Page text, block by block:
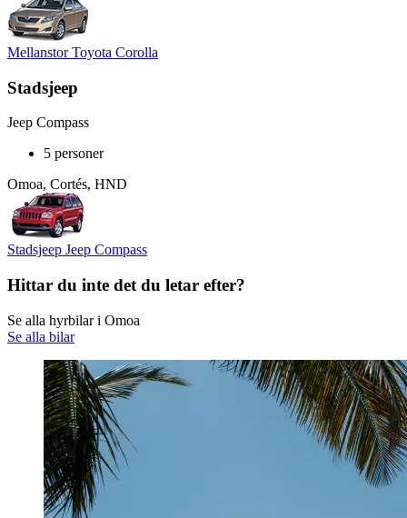
Mellanstor Toyota Corolla
Stadsjeep
Jeep Compass
5 personer
Omoa, Cortés, HND
Stadsjeep Jeep Compass
Hittar du inte det du letar efter?
Se alla hyrbilar i Omoa
Se alla bilar